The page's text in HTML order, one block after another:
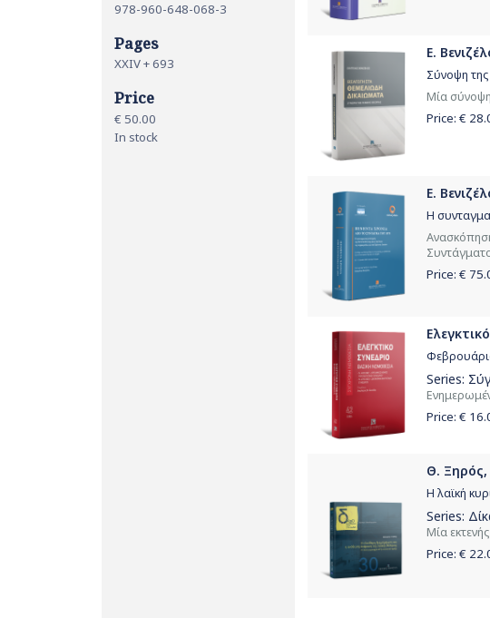
978-960-648-068-3
Pages
ΧΧΙV + 693
Price
€ 50.00
In stock
Ε.
Σύνοψη της
Μία
Price: €
Ε.
Η
Price: €
Series:
Price: €
Θ. Ξηρός,
H λαϊκή
Series:
Μία
Price: €